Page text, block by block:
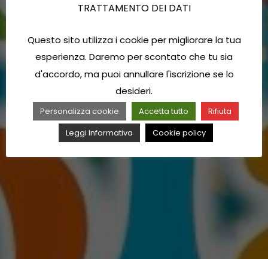
TRATTAMENTO DEI DATI
Questo sito utilizza i cookie per migliorare la tua
esperienza. Daremo per scontato che tu sia
d'accordo, ma puoi annullare l'iscrizione se lo
desideri.
Personalizza cookie Accetta tutto
Rifiuta
Leggi Informativa
Cookie policy